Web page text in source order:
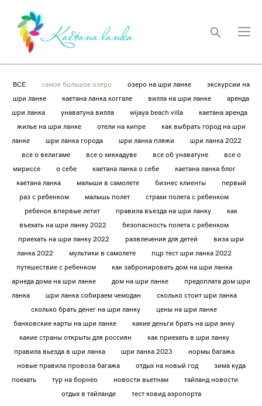
ВСЕ самое большое озеро озеро на шри ланке
экскурсии на
шри ланке
каетана ланка коггале вилла на шри ланке
аренда
шри ланка
унаватуна вилла wijaya beach villa
каетана аренда
жилье на шри ланке
отели на кипре
как выбрать город на шри
ланке
шри ланка города шри ланка пляжи
шри ланка 2022
все о велигаме
все о хиккадуве все об унаватуне
все о
мириссе
о себе каетана ланка о себе
каетана ланка блог
каетана ланка
малыши в самолете бизнес клиенты
первый
раз с ребенком
малышь полет
страхи полета с ребенком
ребенок впервые летит
правила въезда на шри ланку
как
въехать на шри ланку 2022
безопасность полета с ребенком
приехать на шри ланку 2022
развлечения для детей
виза шри
ланка 2022
мультики в самолете
пцр тест шри ланка 2022
путешествие с ребенком
как забронировать дом на шри ланка
арнеда дома на шри ланке
дом на шри ланке
предоплата дом шри
ланка
шри ланка собираем чемодан
сколько стоит шри ланка
сколько брать денег на шри ланку
цены на шри ланке
банковские карты на шри ланке
какие деньги брать на шри анку
какие страны открыты для россиян
как приехать в шри ланку
правила вьезда в шри ланка
шри ланка 2023
нормы багажа
новые правила провоза багажа
отдых на новый год
зима куда
поехать
тур на борнео новости вьетнам
тайланд новости
отдых в тайланде
тест ковид аэропорта